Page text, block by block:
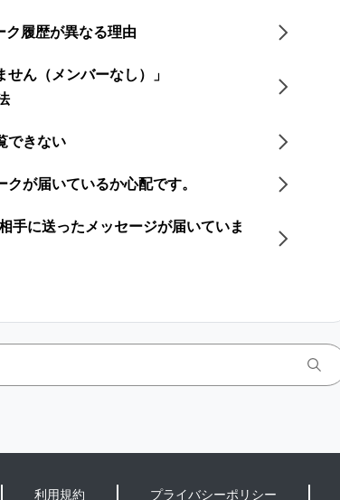
履歴が異なる理由
ん（メンバーなし）」
できない
が届いているか心配です。
手に送ったメッセージが届いていま
利用規約 プライバシーポリシー